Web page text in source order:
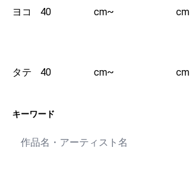
ヨコ cm~ cm
タテ cm~ cm
キーワード